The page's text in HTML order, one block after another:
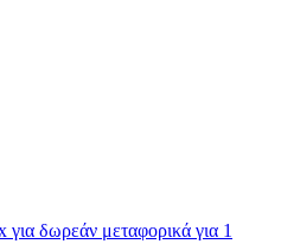
δωρεάν μεταφορικά για 1